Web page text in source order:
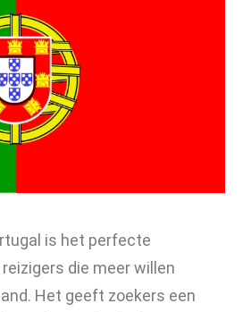
is het perfecte
die meer willen
Het geeft zoekers een